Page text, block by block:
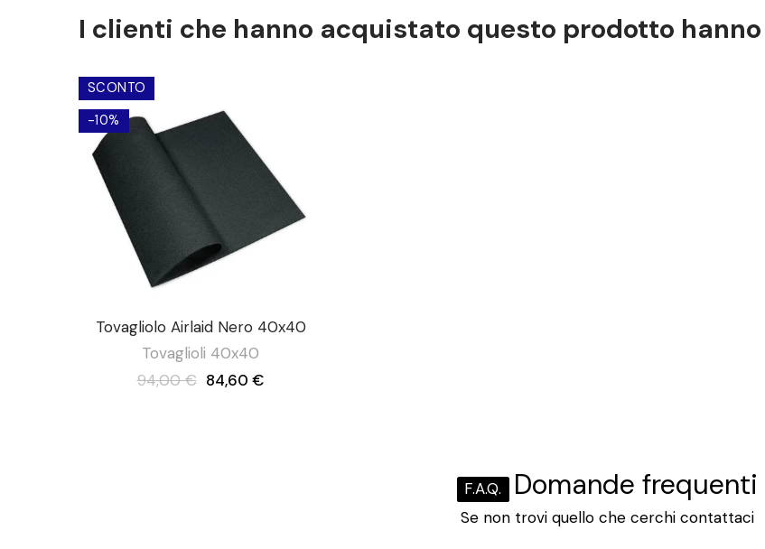
I clienti che hanno acquistato questo prodotto
SCONTO
-10%
Tovagliolo Airlaid Nero 40x40
Tovaglioli 40x40
94,00 € 84,60 €
F.A.Q. Domande frequenti
Se non trovi quello che cerchi contattaci